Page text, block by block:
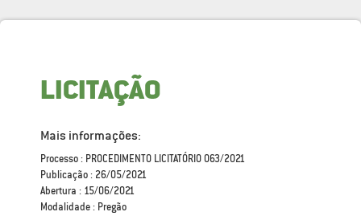
LICITAÇÃO
Mais informações:
Processo : PROCEDIMENTO LICITATÓRIO 063/2021
Publicação : 26/05/2021
Abertura : 15/06/2021
Modalidade : Pregão